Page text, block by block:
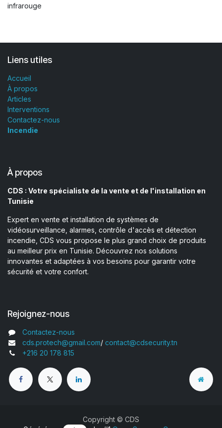
infrarouge
Liens utiles
Accueil
À propos
Articles
Interventions
Contactez-nous
Incendie
À propos
CDS : Votre spécialiste de la vente et de l'installation en
Tunisie
Expert en vente et installation de systèmes de
vidéosurveillance, alarmes, contrôle d'accès et détection
incendie, CDS vous propose le plus grand choix de produits
au meilleur prix en Tunisie. Découvrez nos solutions
innovantes et adaptées à vos besoins pour garantir votre
sécurité et votre confort.
Rejoignez-nous
Contactez-nous
cds.protech@gmail.com/ contact@cdsecurity.tn
+216 20 178 815
Copyright © CDS